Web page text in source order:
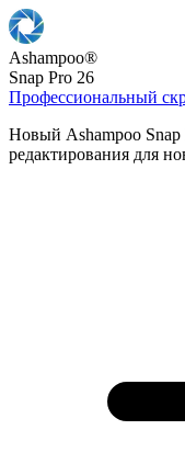
Ashampoo®
Snap Pro 26
Профессиональный
Новый Ashampoo
редактирования для